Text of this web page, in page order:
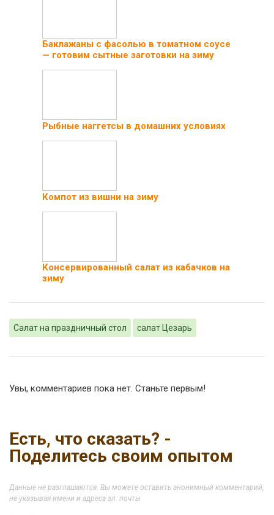
Баклажаны с фасолью в томатном соусе
— готовим сытные заготовки на зиму
Рыбные наггетсы в домашних условиях
Компот из вишни на зиму
Консервированный салат из кабачков на
зиму
Салат на праздничный стол салат Цезарь
Увы, комментариев пока нет. Станьте первым!
Есть, что сказать? -
Поделитесь своим опытом
Данные не разглашаются. Вы можете оставить анонимный комментарий,
не указывая имени и адреса эл. почты